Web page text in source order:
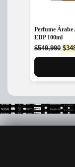
Perfume
EDP 100ml
$549,990 $